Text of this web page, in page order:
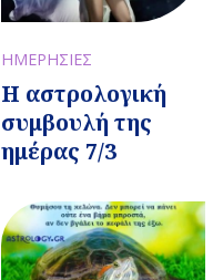
ΗΜΕΡΗΣΙΕΣ
Η αστρολογική
συμβουλή της
ημέρας 7/3